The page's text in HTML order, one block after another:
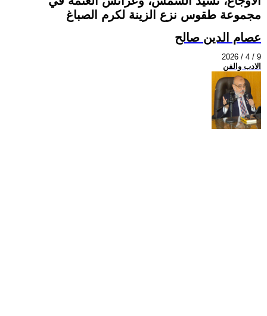
مجموعة طقوس نزع الزينة لكرم الصباغ
عصام الدين صالح
2026 / 4 / 9
الادب والفن